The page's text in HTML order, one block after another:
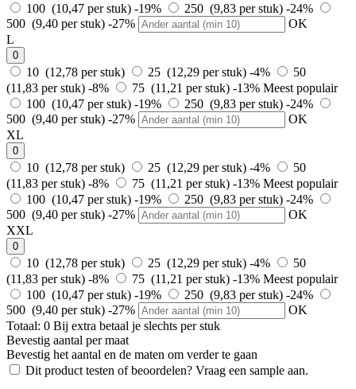
100 (10,47 per stuk) -19% 250 (9,83 per stuk) -24%
500 (9,40 per stuk) -27%
OK
L
0
10 (12,78 per stuk) 25 (12,29 per stuk) -4%
50
(11,83 per stuk) -8% 75 (11,21 per stuk) -13% Meest populair
100 (10,47 per stuk) -19% 250 (9,83 per stuk) -24%
500 (9,40 per stuk) -27%
OK
XL
0
10 (12,78 per stuk) 25 (12,29 per stuk) -4%
50
(11,83 per stuk) -8% 75 (11,21 per stuk) -13% Meest populair
100 (10,47 per stuk) -19% 250 (9,83 per stuk) -24%
500 (9,40 per stuk) -27%
OK
XXL
0
10 (12,78 per stuk) 25 (12,29 per stuk) -4%
50
(11,83 per stuk) -8% 75 (11,21 per stuk) -13% Meest populair
100 (10,47 per stuk) -19% 250 (9,83 per stuk) -24%
500 (9,40 per stuk) -27%
OK
Totaal: 0 Bij extra betaal je slechts per stuk
Bevestig aantal per maat
Bevestig het aantal en de maten om verder te gaan
Dit product testen of beoordelen? Vraag een sample aan.